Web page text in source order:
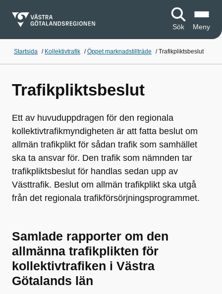
Sök Meny
Startsida / Kollektivtrafik /Öppet marknadstillträde /Trafikpliktsbeslut
Trafikpliktsbeslut
Ett av huvuduppdragen för den regionala
kollektivtrafikmyndigheten är att fatta beslut om
allmän trafikplikt för sådan trafik som samhället
ska ta ansvar för. Den trafik som nämnden tar
trafikpliktsbeslut för handlas sedan upp av
Västtrafik. Beslut om allmän trafikplikt ska utgå
från det regionala trafikförsörjningsprogrammet.
Samlade rapporter om den
allmänna trafikplikten för
kollektivtrafiken i Västra
Götalands län